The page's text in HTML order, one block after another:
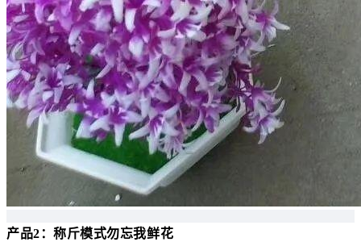
产品2：称斤模式勿忘我鲜花